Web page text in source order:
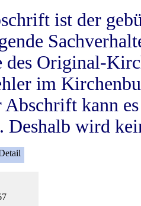
ist der
Original-
im
kann
Deshalb wird